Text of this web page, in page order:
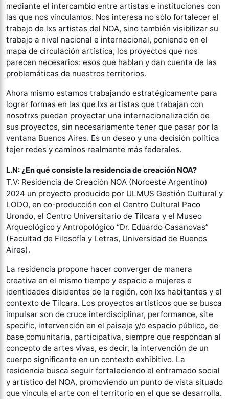
mediante el intercambio entre artistas e instituciones con
las que nos vinculamos. Nos interesa no sólo fortalecer el
trabajo de lxs artistas del NOA, sino también visibilizar su
trabajo a nivel nacional e internacional, poniendo en el
mapa de circulación artística, los proyectos que nos
parecen necesarios: esos que hablan y dan cuenta de las
problemáticas de nuestros territorios.
Ahora mismo estamos trabajando estratégicamente para
lograr formas en las que lxs artistas que trabajan con
nosotrxs puedan proyectar una internacionalización de
sus proyectos, sin necesariamente tener que pasar por la
ventana Buenos Aires. Es un deseo y una decisión política
tejer redes y caminos realmente más federales.
L.N: ¿En qué consiste la residencia de creación NOA?
T.V: Residencia de Creación NOA (Noroeste Argentino)
2024 un proyecto producido por ULMUS Gestión Cultural y
LODO, en co-producción con el Centro Cultural Paco
Urondo, el Centro Universitario de Tilcara y el Museo
Arqueológico y Antropológico “Dr. Eduardo Casanovas”
(Facultad de Filosofía y Letras, Universidad de Buenos
Aires).
La residencia propone hacer converger de manera
creativa en el mismo tiempo y espacio a mujeres e
identidades disidentes de la región, con lxs habitantes y el
contexto de Tilcara. Los proyectos artísticos que se busca
impulsar son de cruce interdisciplinar, performance, site
specific, intervención en el paisaje y/o espacio público, de
base comunitaria, participativa, siempre que respondan al
concepto de artes vivas, es decir, la intervención de un
cuerpo significante en un contexto exhibitivo. La
residencia busca seguir fortaleciendo el entramado social
y artístico del NOA, promoviendo un punto de vista situado
que vincula el arte con el territorio en el que se desarrolla.